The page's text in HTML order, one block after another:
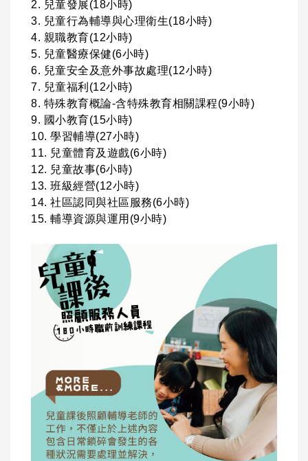
2. 兒童發展(18小時)
3. 兒童行為輔導與心理衛生(18小時)
4. 親職教育(12小時)
5. 兒童醫療保健(6小時)
6. 兒童安全及意外事故處理(12小時)
7. 兒童福利(12小時)
8. 特殊教育概論-含特殊教育相關課程(9小時)
9. 國小教育(15小時)
10. 學習輔導(27小時)
11. 兒童體育及遊戲(6小時)
12. 兒童故事(6小時)
13. 班級經營(12小時)
14. 社區認同與社區服務(6小時)
15. 輔導資源與運用(9小時)